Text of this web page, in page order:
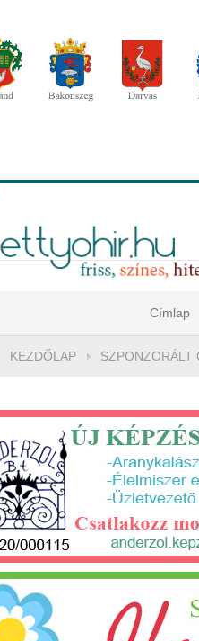
Címlap
KEZDŐLAP SZPONZORÁLT